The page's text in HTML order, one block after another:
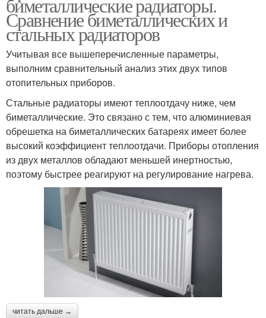
Сравнение биметаллических и
стальных радиаторов
Учитывая все вышеперечисленные параметры,
выполним сравнительный анализ этих двух типов
отопительных приборов.
Стальные радиаторы имеют теплоотдачу ниже, чем
биметаллические. Это связано с тем, что алюминиевая
обрешетка на биметаллических батареях имеет более
высокий коэффициент теплоотдачи. Приборы отопления
из двух металлов обладают меньшей инертностью,
поэтому быстрее реагируют на регулирование нагрева.
читать дальше →